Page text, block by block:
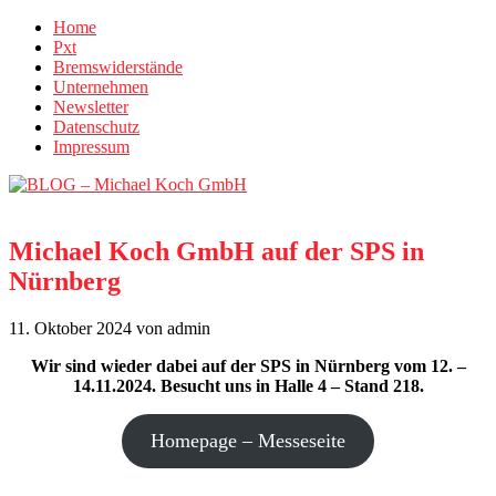
Home
Pxt
Bremswiderstände
Unternehmen
Newsletter
Datenschutz
Impressum
Michael Koch GmbH auf der SPS in
Nürnberg
11. Oktober 2024 von admin
Wir sind wieder dabei auf der SPS in Nürnberg vom 12. –
14.11.2024. Besucht uns in Halle 4 – Stand 218.
Homepage – Messeseite